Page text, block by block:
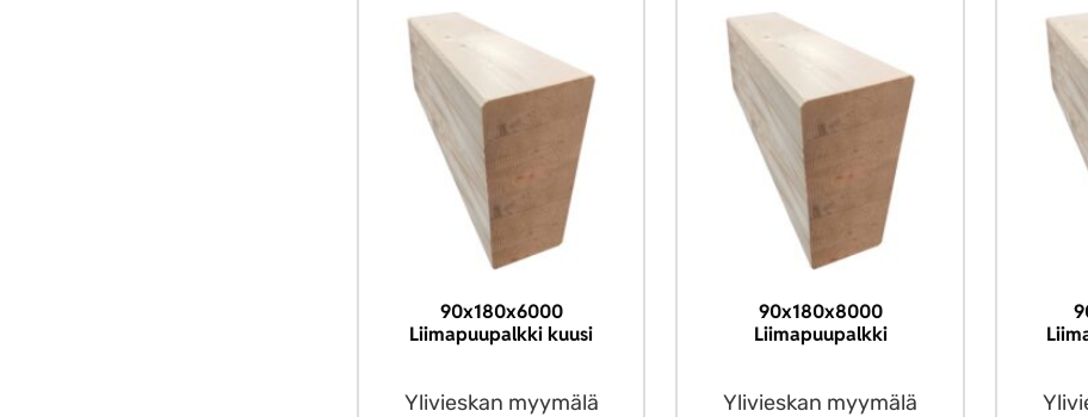
90x180x6000
Liimapuupalkki kuusi
Ylivieskan myymälä
90x180x8000
Liimapuupalkki
Ylivieskan myymälä